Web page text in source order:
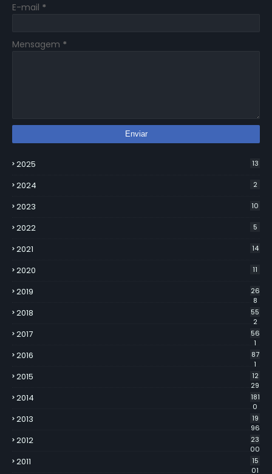
E-mail *
Mensagem *
2025 13
2024 2
2023 10
2022 5
2021 14
2020 11
2019
26
8
2018
55
2
2017
56
1
2016
87
1
2015
12
29
2014
181
0
2013
19
96
2012
23
00
2011
15
01